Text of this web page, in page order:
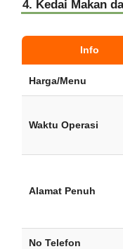
4. Kedai Makan
Info
Harga/Menu
Waktu Operasi
Alamat Penuh
No Telefon